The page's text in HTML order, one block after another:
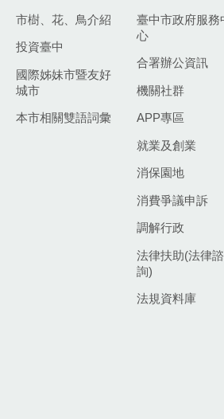
市樹、花、鳥介紹
投資臺中
國際姊妹市暨友好
城市
本市相關雙語詞彙
臺中市政府服務
心
合署辦公資訊
機關社群
APP專區
就業及創業
消保園地
消費爭議申訴
調解行政
法律扶助(法律諮
詢)
法規資料庫